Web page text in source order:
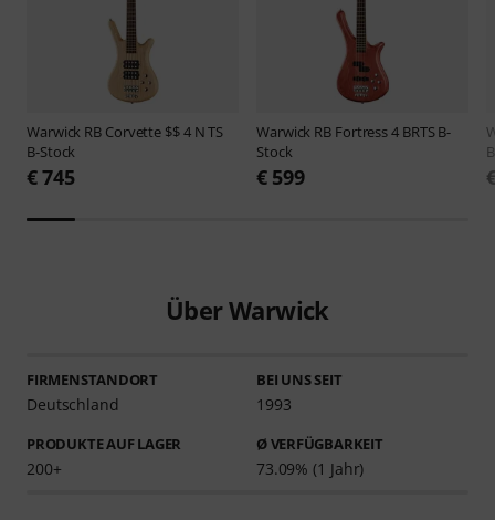
Warwick RB Corvette $$ 4 N TS
B-Stock
€ 745
Warwick RB Fortress 4 BRTS B-
Stock
€ 599
Über Warwick
FIRMENSTANDORT
Deutschland
BEI UNS SEIT
1993
PRODUKTE AUF LAGER
200+
Ø VERFÜGBARKEIT
73.09% (1 Jahr)